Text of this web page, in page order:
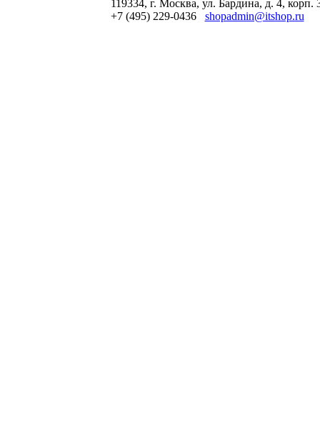
119334, г. Москва, ул. Бардина, д. 4, корп.
+7 (495) 229-0436 shopadmin@itshop.ru